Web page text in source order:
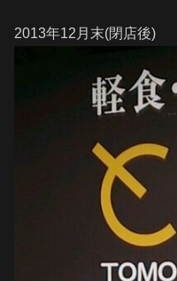
2013年12月末(閉店後)